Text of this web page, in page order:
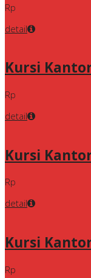
Rp
detail
Kursi Kantor
Rp
detail
Kursi Kantor
Rp
detail
Kursi Kantor
Rp